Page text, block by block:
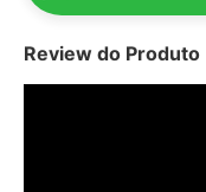
Review do Produto